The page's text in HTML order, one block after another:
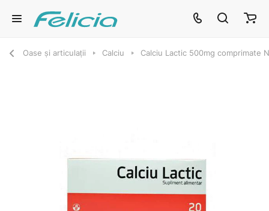
Oase și articulații Calciu Calciu Lactic 500mg comprimate